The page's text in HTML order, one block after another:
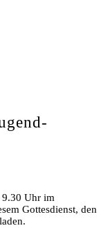
Uhr im
Gottesdienst, den